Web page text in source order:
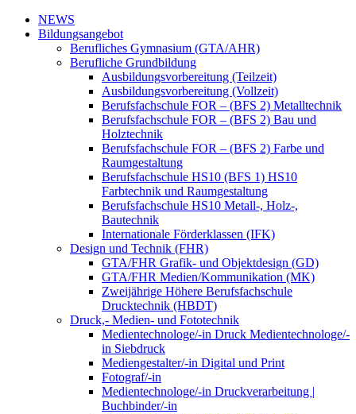
NEWS
Bildungsangebot
Berufliches Gymnasium (GTA/AHR)
Berufliche Grundbildung
Ausbildungsvorbereitung (Teilzeit)
Ausbildungsvorbereitung (Vollzeit)
Berufsfachschule FOR – (BFS 2) Metalltechnik
Berufsfachschule FOR – (BFS 2) Bau und
Holztechnik
Berufsfachschule FOR – (BFS 2) Farbe und
Raumgestaltung
Berufsfachschule HS10 (BFS 1) HS10
Farbtechnik und Raumgestaltung
Berufsfachschule HS10 Metall-, Holz-,
Bautechnik
Internationale Förderklassen (IFK)
Design und Technik (FHR)
GTA/FHR Grafik- und Objektdesign (GD)
GTA/FHR Medien/Kommunikation (MK)
Zweijährige Höhere Berufsfachschule
Drucktechnik (HBDT)
Druck,- Medien- und Fototechnik
Medientechnologe/-in Druck Medientechnologe/-
in Siebdruck
Mediengestalter/-in Digital und Print
Fotograf/-in
Medientechnologe/-in Druckverarbeitung |
Buchbinder/-in